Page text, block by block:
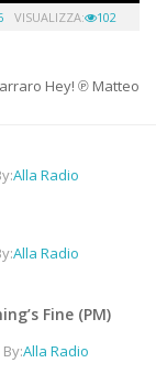
VISUALIZZA: 102
Hey! ℗ Matteo
Alla Radio
Alla Radio
Fine (PM)
Alla Radio